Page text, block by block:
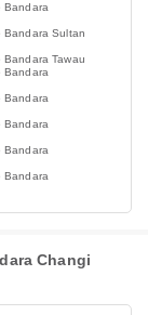
Bandara
Bandara Sultan
Tawau
Bandara
Bandara
Bandara
Bandara
Bandara
Changi